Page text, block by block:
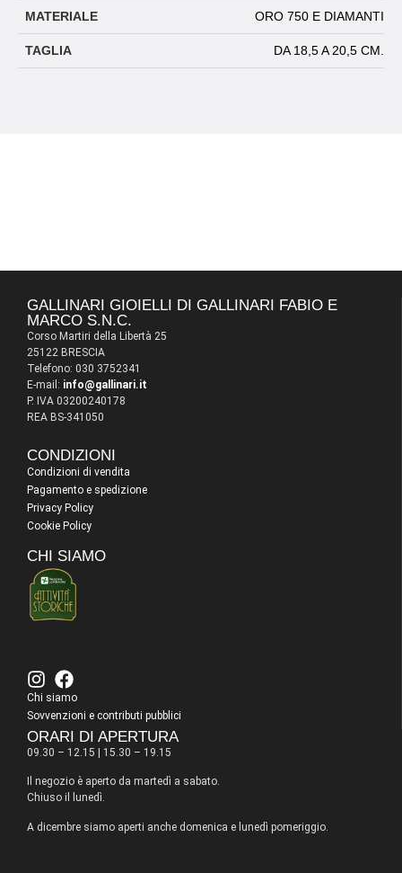
MATERIALE ORO 750 E DIAMANTI
TAGLIA DA 18,5 A 20,5 CM.
GALLINARI GIOIELLI DI GALLINARI FABIO E
MARCO S.N.C.
Corso Martiri della Libertà 25
25122 BRESCIA
Telefono: 030 3752341
E-mail: info@gallinari.it
P. IVA 03200240178
REA BS-341050
CONDIZIONI
Condizioni di vendita
Pagamento e spedizione
Privacy Policy
Cookie Policy
CHI SIAMO
Chi siamo
Sovvenzioni e contributi pubblici
ORARI DI APERTURA
09.30 – 12.15 | 15.30 – 19.15
Il negozio è aperto da martedì a sabato.
Chiuso il lunedì.
A dicembre siamo aperti anche domenica e lunedì pomeriggio.